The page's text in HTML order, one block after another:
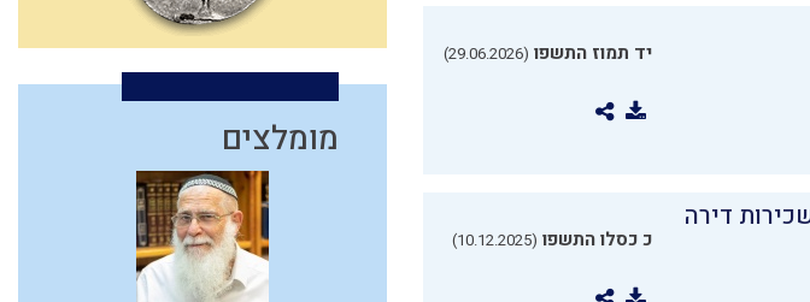
יד תמוז התשפו (29.06.2026)
דירה
כ כסלו התשפו (10.12.2025)
מומלצים